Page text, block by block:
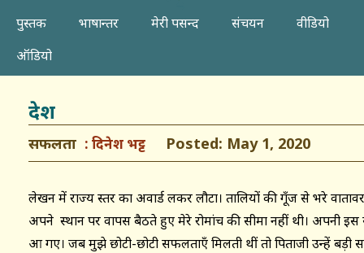
पुस्तक
भाषान्तर मेरी पसन्द संचयन
वीडियो
ऑडियो
देश
सफलता दिनेश भट्ट Posted: May 1, 2020
लेखन में राज्य स्तर का अवार्ड लकर लौटा। तालियों की गूँज से भरे
अपने स्थान पर वापस बैठते हुए मेरे रोमांच की सीमा नहीं थी। अपनी
आ गए। जब मुझे छोटी-छोटी सफलताएँ मिलती थीं तो पिताजी उन्हें